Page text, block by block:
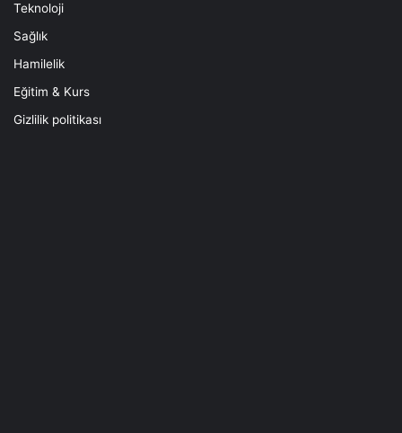
Teknoloji
Sağlık
Hamilelik
Eğitim & Kurs
Gizlilik politikası